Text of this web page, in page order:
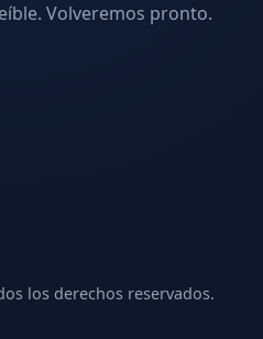
Volveremos pronto.
los derechos reservados.